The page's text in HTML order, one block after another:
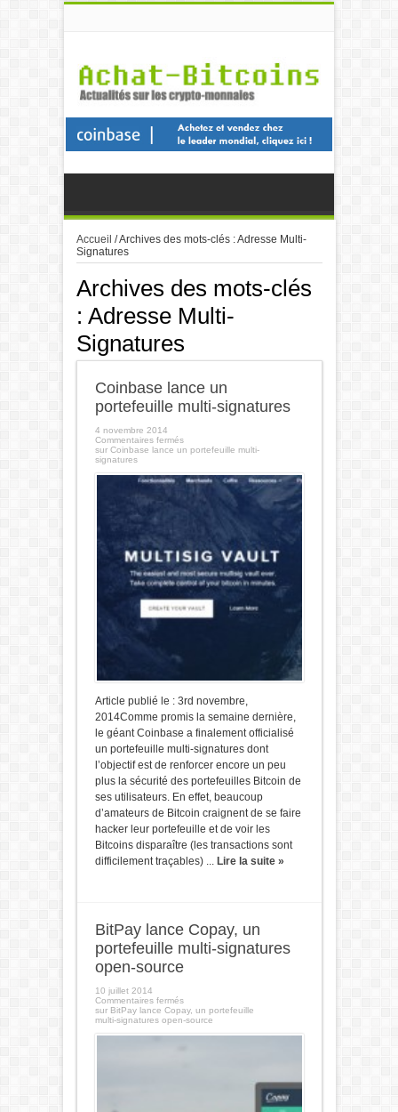
Accueil /Archives des mots-clés : Adresse Multi-
Signatures
Archives des mots-clés
: Adresse Multi-
Signatures
Coinbase lance un
portefeuille multi-signatures
4 novembre 2014
Commentaires fermés
sur Coinbase lance un portefeuille multi-
signatures
Article publié le : 3rd novembre,
2014Comme promis la semaine dernière,
le géant Coinbase a finalement officialisé
un portefeuille multi-signatures dont
l’objectif est de renforcer encore un peu
plus la sécurité des portefeuilles Bitcoin de
ses utilisateurs. En effet, beaucoup
d’amateurs de Bitcoin craignent de se faire
hacker leur portefeuille et de voir les
Bitcoins disparaître (les transactions sont
difficilement traçables) ... Lire la suite »
BitPay lance Copay, un
portefeuille multi-signatures
open-source
10 juillet 2014
Commentaires fermés
sur BitPay lance Copay, un portefeuille
multi-signatures open-source